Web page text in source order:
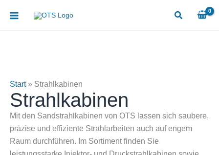
Inhalt
Start» Strahlkabinen
Strahlkabinen
Mit den Sandstrahlkabinen von OTS lassen sich saubere,
präzise und effiziente Strahlarbeiten auch auf engem
Raum durchführen. Im Sortiment finden Sie